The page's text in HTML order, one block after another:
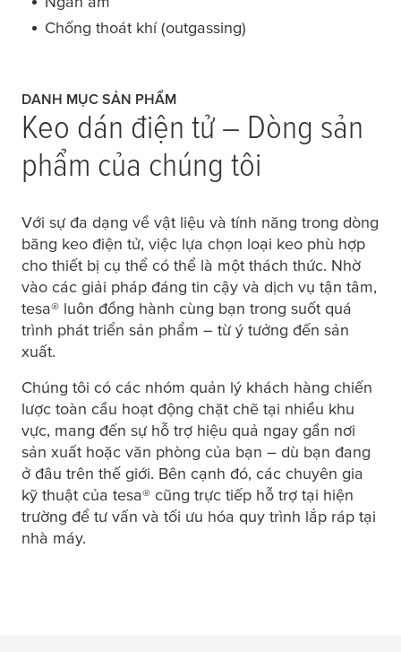
Chống thoát khí (outgassing)
DANH MỤC SẢN PHẨM
Keo dán điện tử – Dòng sản
phẩm của chúng tôi
Với sự đa dạng về vật liệu và tính năng trong dòng
băng keo điện tử, việc lựa chọn loại keo phù hợp
cho thiết bị cụ thể có thể là một thách thức. Nhờ
vào các giải pháp đáng tin cậy và dịch vụ tận tâm,
tesa® luôn đồng hành cùng bạn trong suốt quá
trình phát triển sản phẩm – từ ý tưởng đến sản
xuất.
Chúng tôi có các nhóm quản lý khách hàng chiến
lược toàn cầu hoạt động chặt chẽ tại nhiều khu
vực, mang đến sự hỗ trợ hiệu quả ngay gần nơi
sản xuất hoặc văn phòng của bạn – dù bạn đang
ở đâu trên thế giới. Bên cạnh đó, các chuyên gia
kỹ thuật của tesa® cũng trực tiếp hỗ trợ tại hiện
trường để tư vấn và tối ưu hóa quy trình lắp ráp tại
nhà máy.